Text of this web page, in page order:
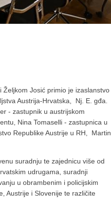
Josić primio je izaslanstvo
Austrija-Hrvatska, Nj. E. gđa.
- zastupnik u austrijskom
Nina Tomaselli - zastupnica u
Republike Austrije u RH, Martin
suradnju te zajednicu više od
udrugama, suradnji
u obrambenim i policijskim
Austrije i Slovenije te različite